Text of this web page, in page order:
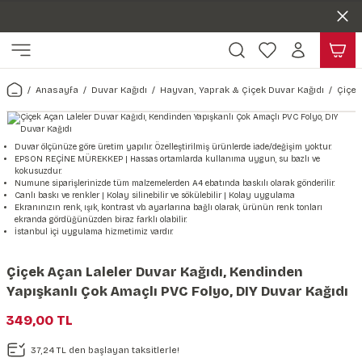
Harita & Şehir Duvar Kağıdı
Türkiye Serisi Duvar Kağıdı
Şehir & Ülke Duvar Kağıdı
Duvar Kağıdı
Çiçek Duvar Kağıdı
Hayvan, Yaprak & Çiçek
Yaprak Desenli Duvar Kağıdı
Hayvan Duvar Kağıdı
Kağıdı
Doğa & Manza Duvar Kağıdı
Manzara Duvar Kağıdı
Orman Duvar Kağıdı
Uzay Duvar Kağıdı
Tasarım & Sanatsal Duvar
Sanat Duvar Kağıdı
Geometrik Duvar Kağıdı
Müzik Duvar Kağıdı
Araba Duvar Kağıdı
Sağlık Duvar Kağıdı
Taş Desenli Duvar Kağıdı
Ahşap, Mermer & Taş
Mermer Desenli Duvar Kağıdı
Taş Desenli Duvar Kağıdı
Ahşap Desenli Duvar Kağıdı
Kağıdı Stickeri
Seti
Sticker Seti
Anasayfa Duvar Kağıdı Hayvan, Yaprak & Çiçek Duvar Kağıdı Çiçek
Duvar ölçünüze göre üretim yapılır. Özelleştirilmiş ürünlerde iade/değişim yoktur.
EPSON REÇİNE MÜREKKEP | Hassas ortamlarda kullanıma uygun, su bazlı ve
kokusuzdur.
Numune siparişlerinizde tüm malzemelerden A4 ebatında baskılı olarak gönderilir.
Canlı baskı ve renkler | Kolay silinebilir ve sökülebilir | Kolay uygulama
Ekranınızın renk, ışık, kontrast vb. ayarlarına bağlı olarak, ürünün renk tonları
ekranda gördüğünüzden biraz farklı olabilir.
İstanbul içi uygulama hizmetimiz vardır.
Çiçek Açan Laleler Duvar Kağıdı, Kendinden
Yapışkanlı Çok Amaçlı PVC Folyo, DIY Duvar Kağıdı
349,00 TL
37,24 TL den başlayan taksitlerle!